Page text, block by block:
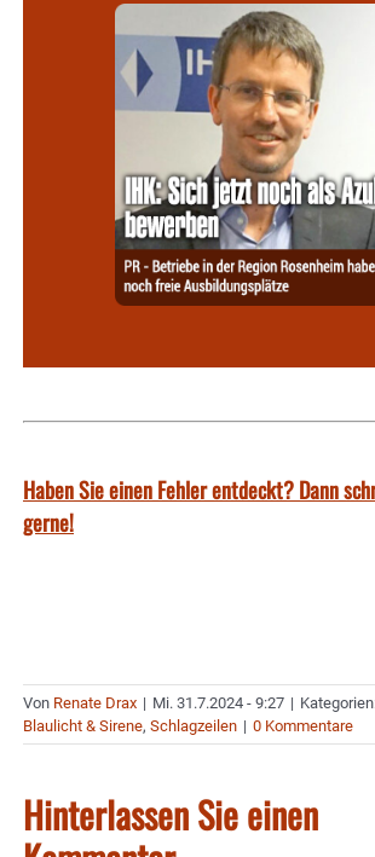
Haben Sie einen Fehler entdeckt? Dann
gerne!
Von Renate Drax | Mi. 31.7.2024 - 9:27 |
Blaulicht & Sirene, Schlagzeilen | 0 Kommentare
Hinterlassen Sie einen